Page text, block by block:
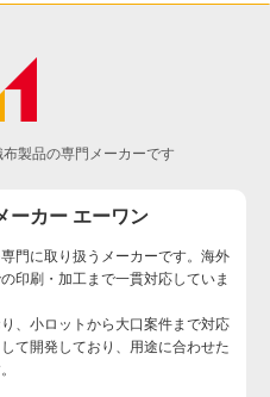
製品の専門メーカーです
ーカー エーワン
門に取り扱うメーカーです。海外
印刷・加工まで一貫対応していま
、小ロットから大口案件まで対応
て開発しており、用途に合わせた